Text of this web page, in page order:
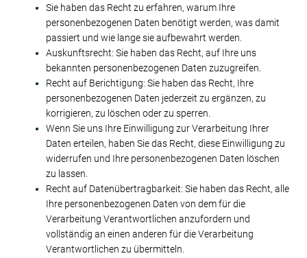
Sie haben das Recht zu erfahren, warum Ihre
personenbezogenen Daten benötigt werden, was damit
passiert und wie lange sie aufbewahrt werden.
Auskunftsrecht: Sie haben das Recht, auf Ihre uns
bekannten personenbezogenen Daten zuzugreifen.
Recht auf Berichtigung: Sie haben das Recht, Ihre
personenbezogenen Daten jederzeit zu ergänzen, zu
korrigieren, zu löschen oder zu sperren.
Wenn Sie uns Ihre Einwilligung zur Verarbeitung Ihrer
Daten erteilen, haben Sie das Recht, diese Einwilligung zu
widerrufen und Ihre personenbezogenen Daten löschen
zu lassen.
Recht auf Datenübertragbarkeit: Sie haben das Recht, alle
Ihre personenbezogenen Daten von dem für die
Verarbeitung Verantwortlichen anzufordern und
vollständig an einen anderen für die Verarbeitung
Verantwortlichen zu übermitteln.